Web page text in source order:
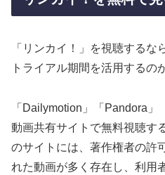
「リンカイ！」を視聴する
トライアル期間を活用するの
「Dailymotion」「Pandora」
動画共有サイトで無料視聴す
のサイトには、著作権者の許
れた動画が多く存在し、利用